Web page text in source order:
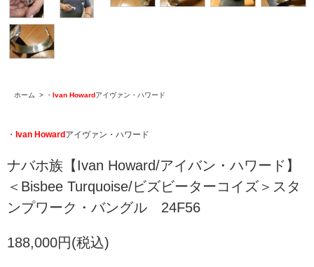
ホーム > ・ Ivan Howardアイヴァン・ハワード
・ Ivan Howardアイヴァン・ハワード
ナバホ族【Ivan Howard/アイバン・ハワード】
＜Bisbee Turquoise/ビズビーターコイズ＞スタ
ンプワーク・バングル 24F56
188,000円(税込)